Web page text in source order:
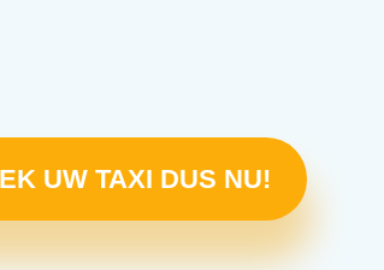
UW TAXI DUS NU!